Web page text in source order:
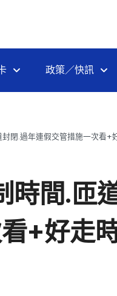
政策／快訊
閉.過年連假交管措施一次看+
間.匝
+好走